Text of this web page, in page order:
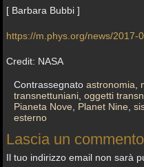
[ Barbara Bubbi ]
https://m.phys.org/news/2017-
Credit: NASA
Contrassegnato astronomia
transnettuniani ,oggetti
Pianeta Nove
Planet Nine ,
esterno
Lascia un commento
Il tuo indirizzo email non sarà